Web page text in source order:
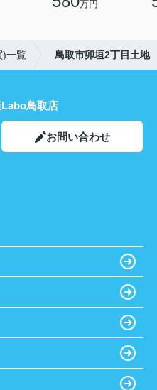
万円
)一覧 鳥取市卯垣2丁目土地
鳥取店
お問い合わせ